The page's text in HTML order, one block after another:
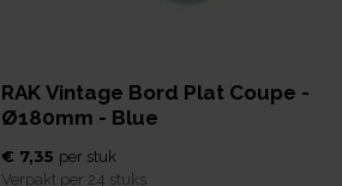
RAK Vintage Bord Plat Coupe -
Ø180mm - Blue
€ 7,35 per stuk
Verpakt per 24 stuks